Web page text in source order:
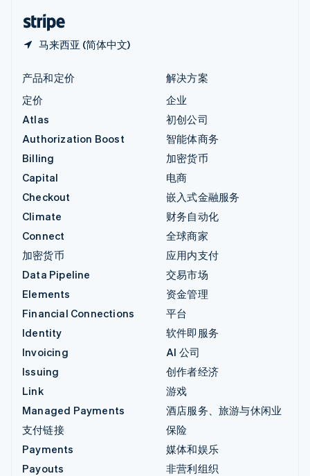
马来西亚 (简体中文)
产品和定价
定价
Atlas
Authorization Boost
Billing
Capital
Checkout
Climate
Connect
加密货币
Data Pipeline
Elements
Financial Connections
Identity
Invoicing
Issuing
Link
Managed Payments
支付链接
Payments
Payouts
解决方案
企业
初创公司
智能体商务
加密货币
电商
嵌入式金融服务
财务自动化
全球商家
应用内支付
交易市场
资金管理
平台
软件即服务
AI 公司
创作者经济
游戏
酒店服务、旅游与休闲业
保险
媒体和娱乐
非营利组织